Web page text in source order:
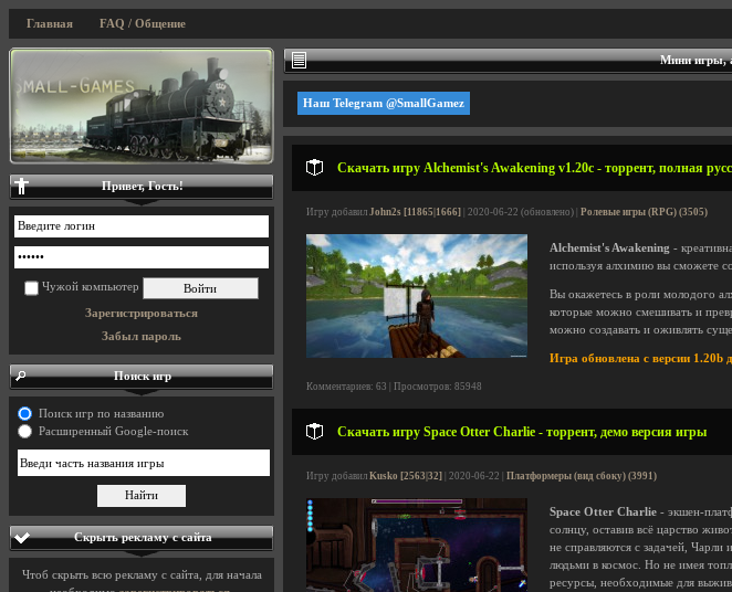
Главная FAQ / Общение
Мини игры,
Наш Telegram @SmallGamez
Скачать игру Alchemist's Awakening v1.20c - торрент, полная
Игру добавил John2s [11865|1666] | 2020-06-22 (обновлено) | Ролевые игры (RPG) (3505)
Alchemist's Awakening -
используя алхимию вы сможете
Вы окажетесь в роли молодого
которые можно смешивать и
можно создавать и оживлять
Игра обновлена с версии 1.20b
Комментариев: 63 | Просмотров: 85948
Скачать игру Space Otter Charlie - торрент, демо версия игры
Игру добавил Kusko [2563|32] | 2020-06-22 | Платформеры (вид сбоку) (3991)
Space Otter Charlie - экшен-
солнцу, оставив всё царство
не справляются с задачей, Чарли
людьми в космос. Но не имея
ресурсы, необходимые для
Привет, Гость!
Чужой компьютер
Зарегистрироваться
Забыл пароль
Поиск игр
Поиск игр по названию
Расширенный Google-поиск
Скрыть рекламу с сайта
Чтоб скрыть всю рекламу с сайта, для начала